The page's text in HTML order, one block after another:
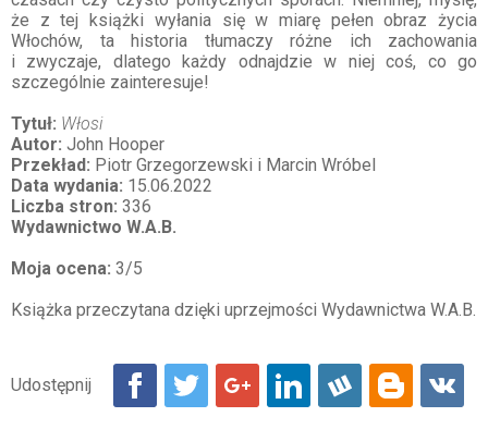
że z tej książki wyłania się w miarę pełen obraz życia
Włochów, ta historia tłumaczy różne ich zachowania
i zwyczaje, dlatego każdy odnajdzie w niej coś, co go
szczególnie zainteresuje!
Tytuł: Włosi
Autor: John Hooper
Przekład: Piotr Grzegorzewski i Marcin Wróbel
Data wydania: 15.06.2022
Liczba stron: 336
Wydawnictwo W.A.B.
Moja ocena: 3/5
Książka przeczytana dzięki uprzejmości Wydawnictwa W.A.B.